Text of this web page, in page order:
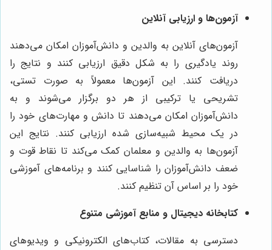
آزمون‌ها و ارزیابی آنلاین
آزمون‌های آنلاین به والدین و دانش‌آموزان امکان می‌دهند
روند یادگیری را به شکل دقیق ارزیابی کنند و نتایج را
دریافت کنند. این آزمون‌ها معمولاً به صورت تستی،
تشریحی یا ترکیبی از هر دو برگزار می‌شوند و به
دانش‌آموزان امکان می‌دهند تا دانش و مهارت‌های خود را
در یک محیط شبیه‌سازی شده ارزیابی کنند. نتایج این
آزمون‌ها به والدین و معلمان کمک می‌کند تا نقاط قوت و
ضعف دانش‌آموزان را شناسایی کنند و برنامه‌های آموزشی
خود را بر اساس آن تنظیم کنند.
کتابخانه دیجیتال و منابع آموزشی متنوع
دسترسی به مقالات، کتاب‌های الکترونیکی و ویدیوهای